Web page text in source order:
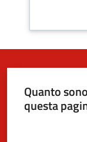
argomenti
Quanto
questa